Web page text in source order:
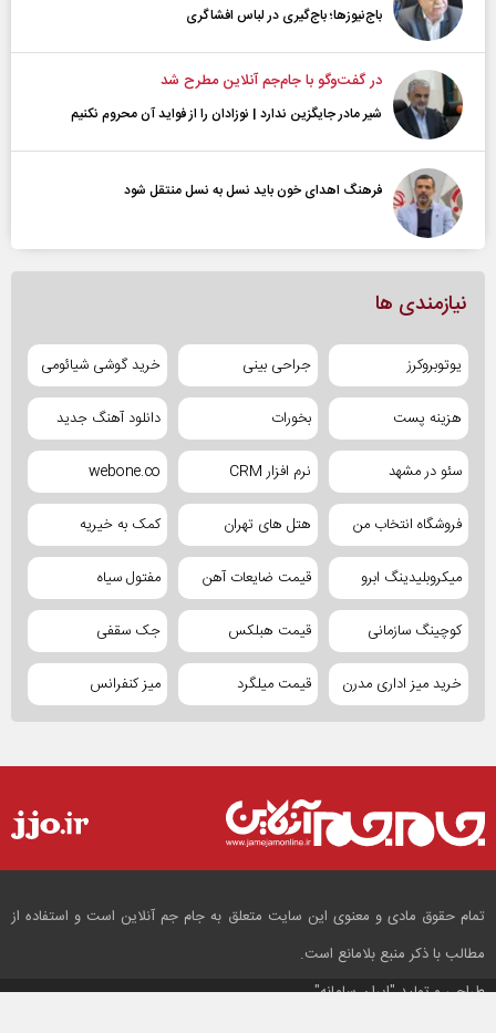
باج‌نیوزها؛ باج‌گیری در لباس افشاگری
در گفت‌و‌گو با جام‌جم آنلاین مطرح شد
شیر مادر جایگزین ندارد | نوزادان را از فواید آن محروم نکنیم
فرهنگ اهدای خون باید نسل به نسل منتقل شود
نیازمندی ها
یوتوبروکرز جراحی بینی خرید گوشی شیائومی
هزینه پست بخورات دانلود آهنگ جدید
سئو در مشهد نرم افزار CRM webone.co
فروشگاه انتخاب من هتل های تهران کمک به خیریه
میکروبلیدینگ ابرو قیمت ضایعات آهن مفتول سیاه
کوچینگ سازمانی قیمت هبلکس جک سقفی
خرید میز اداری مدرن قیمت میلگرد میز کنفرانس
تمام حقوق مادی و معنوی این سایت متعلق به جام جم آنلاین است و استفاده از
مطالب با ذکر منبع بلامانع است.
طراحی و تولید"ایران سامانه"